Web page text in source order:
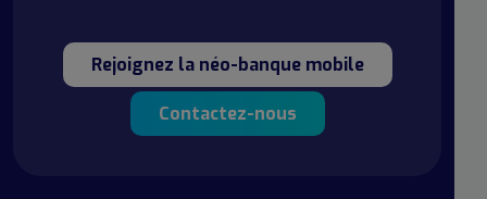
Rejoignez la néo-banque mobile
Contactez-nous